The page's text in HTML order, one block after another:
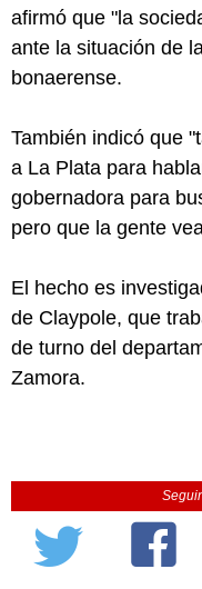
afirmó que "la
ante la situación de
bonaerense.
También indicó que
a La Plata para
gobernadora para
pero que la gente
El hecho es
de Claypole, que
de turno del
Zamora.